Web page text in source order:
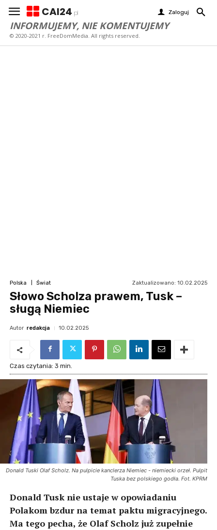
CAI24 pl Zaloguj
INFORMUJEMY, NIE KOMENTUJEMY
© 2020-2021 r. FreeDomMedia. All rights reserved.
Polska Świat Zaktualizowano: 10.02.2025
Słowo Scholza prawem, Tusk –
sługą Niemiec
Autor redakcja 10.02.2025
Czas czytania: 3 min.
Donald Tuski Olaf Scholz. Na pulpicie kanclerza Niemiec - niemiecki orzeł. Pulpit
Tuska bez polskiego godła. Fot. KPRM
Donald Tusk nie ustaje w opowiadaniu
Polakom bzdur na temat paktu migracyjnego.
Ma tego pecha, że Olaf Scholz już zupełnie